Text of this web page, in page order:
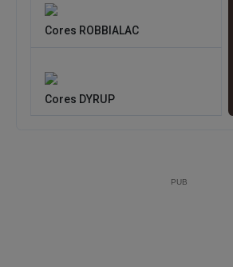
Cores ROBBIALAC
Cores DYRUP